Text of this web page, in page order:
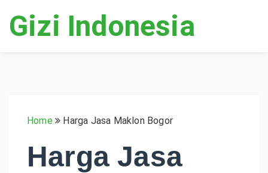
Gizi Indonesia
Home Harga Jasa Maklon Bogor
Harga Jasa